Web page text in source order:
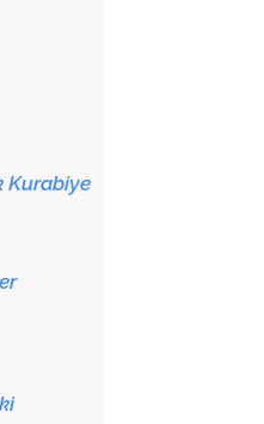
Kurabiye